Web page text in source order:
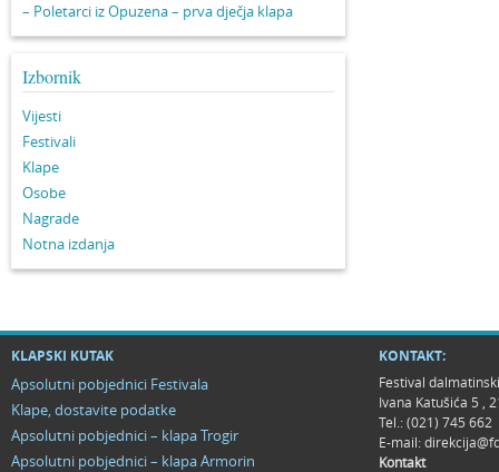
– Poletarci iz Opuzena – prva dječja klapa
Izbornik
Vijesti
Festivali
Klape
Osobe
Nagrade
Notna izdanja
KLAPSKI KUTAK
Apsolutni pobjednici Festivala
Klape, dostavite podatke
Apsolutni pobjednici – klapa Trogir
Apsolutni pobjednici – klapa Armorin
KONTAKT:
Festival
Ivana Katušića 5 ,
Tel.: (021) 745 662
E-mail:
Kontakt